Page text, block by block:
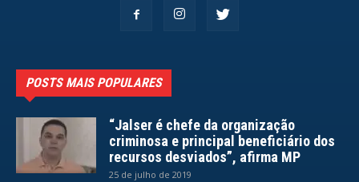
POSTS MAIS POPULARES
“Jalser é chefe da organização
criminosa e principal beneficiário dos
recursos desviados”, afirma MP
25 de julho de 2019